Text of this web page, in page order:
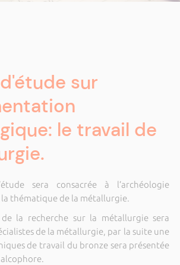
sur
le travail de
sera consacrée à l’archéologie
thématique de la métallurgie.
la recherche sur la métallurgie sera
de la métallurgie, par la suite une
de travail du bronze sera présentée